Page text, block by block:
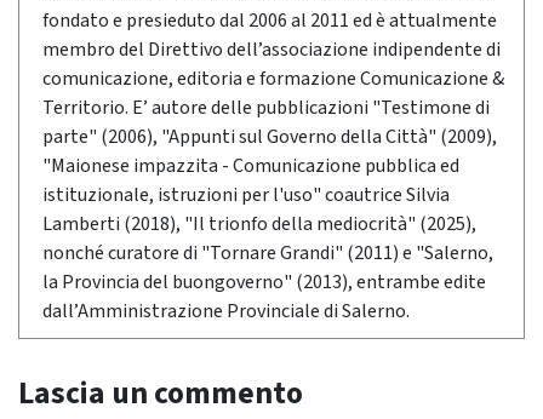
fondato e presieduto dal 2006 al 2011 ed è attualmente
membro del Direttivo dell’associazione indipendente di
comunicazione, editoria e formazione Comunicazione &
Territorio. E’ autore delle pubblicazioni "Testimone di
parte" (2006), "Appunti sul Governo della Città" (2009),
"Maionese impazzita - Comunicazione pubblica ed
istituzionale, istruzioni per l'uso" coautrice Silvia
Lamberti (2018), "Il trionfo della mediocrità" (2025),
nonché curatore di "Tornare Grandi" (2011) e "Salerno,
la Provincia del buongoverno" (2013), entrambe edite
dall’Amministrazione Provinciale di Salerno.
Lascia un commento